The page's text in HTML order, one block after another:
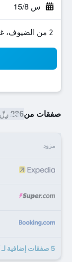
س 15/8
2 من الضيوف، غرفة واحدة
صفقات من236 ﷼
مزود
5 صفقات إضافية لـ كلاين ويندهويك جيست هاوس